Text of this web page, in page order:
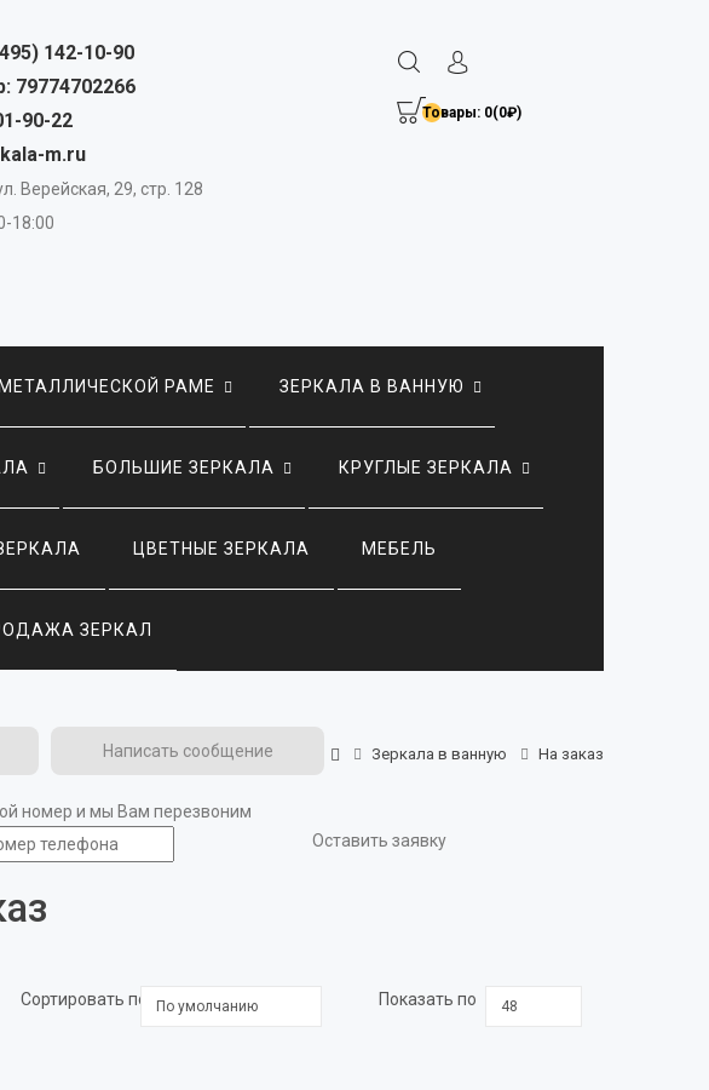
142-10-90
79774702266
90-22
m.ru
Верейская, 29, стр. 128
18:00
Товары: 0(0₽)
РАМЕ ЗЕРКАЛА В ВАННУЮ
БОЛЬШИЕ ЗЕРКАЛА КРУГЛЫЕ ЗЕРКАЛА
ЦВЕТНЫЕ ЗЕРКАЛА МЕБЕЛЬ
ЗЕРКАЛ
Зеркала в ванную На заказ
Написать сообщение
номер и мы Вам перезвоним
Оставить заявку
Показать по
Сортировать по